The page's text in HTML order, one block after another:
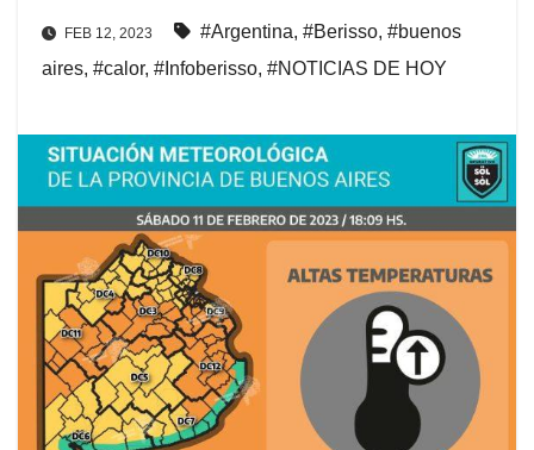
FEB 12, 2023 #Argentina, #Berisso, #buenos
aires, #calor, #Infoberisso, #NOTICIAS DE HOY